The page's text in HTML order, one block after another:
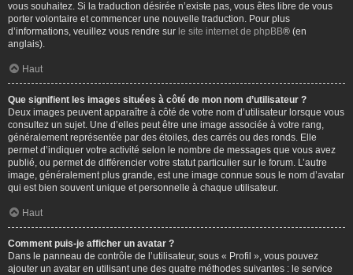
vous souhaitez. Si la traduction désirée n’existe pas, vous êtes libre de vous
porter volontaire et commencer une nouvelle traduction. Pour plus
d’informations, veuillez vous rendre sur le site internet de phpBB® (en
anglais).
Haut
Que signifient les images situées à côté de mon nom d’utilisateur ?
Deux images peuvent apparaître à côté de votre nom d’utilisateur lorsque vous
consultez un sujet. Une d’elles peut être une image associée à votre rang,
généralement représentée par des étoiles, des carrés ou des ronds. Elle
permet d’indiquer votre activité selon le nombre de messages que vous avez
publié, ou permet de différencier votre statut particulier sur le forum. L’autre
image, généralement plus grande, est une image connue sous le nom d’avatar
qui est bien souvent unique et personnelle à chaque utilisateur.
Haut
Comment puis-je afficher un avatar ?
Dans le panneau de contrôle de l’utilisateur, sous « Profil », vous pouvez
ajouter un avatar en utilisant une des quatre méthodes suivantes : le service